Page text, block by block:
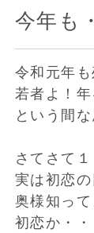
今年も
令和元年
若者よ！
という間な
さてさて
実は初恋
奥様知って
初恋か・・